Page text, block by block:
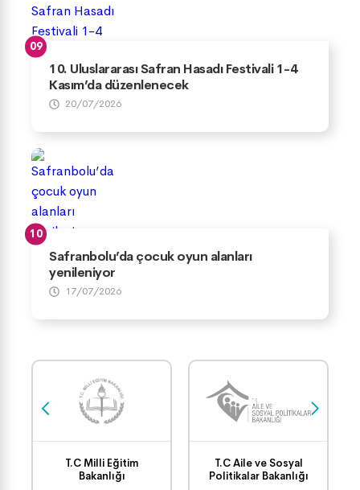
10. Uluslararası Safran Hasadı Festivali 1-4
Kasım’da düzenlenecek
20/07/2026
Safranbolu’da çocuk oyun alanları
yenileniyor
17/07/2026
T.C Milli Eğitim
Bakanlığı
T.C Aile ve Sosyal
Politikalar Bakanlığı